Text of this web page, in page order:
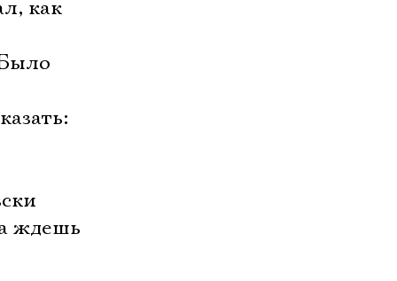
как

ждешь